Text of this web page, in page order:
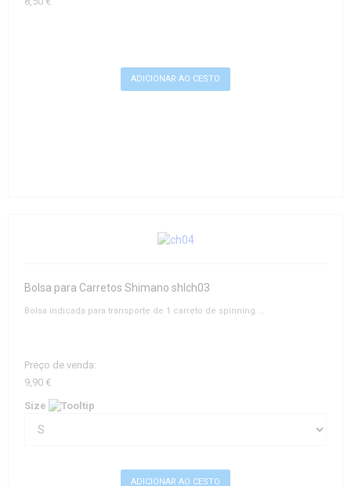
Bolsa para Carretos Shimano shlch03
Bolsa indicada para transporte de 1 carreto de spinning ...
Preço de venda:
9,90 €
Size